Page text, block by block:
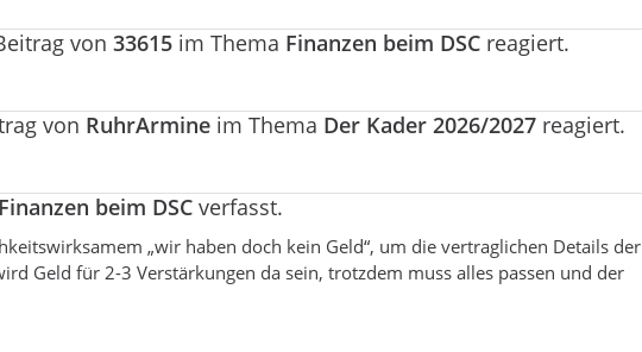
von 33615 im Thema Finanzen beim DSC reagiert.
von RuhrArmine im Thema Der Kader 2026/2027 reagiert.
Finanzen beim DSC verfasst.
„wir haben doch kein Geld“, um die vertraglichen Details der
Geld für 2-3 Verstärkungen da sein, trotzdem muss alles passen und der